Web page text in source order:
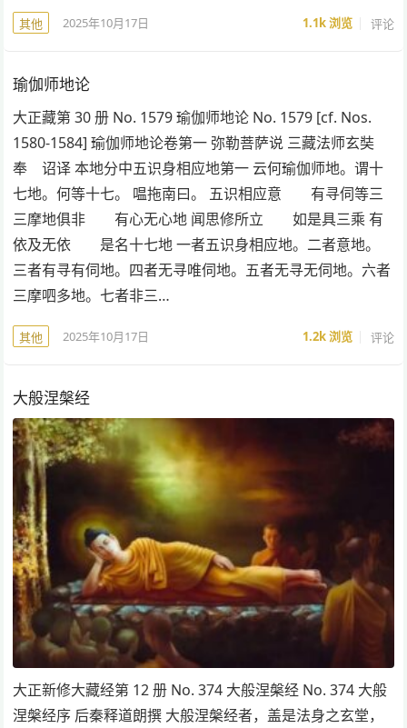
其他 2025年10月17日 1.1k浏览 评论
瑜伽师地论
大正藏第 30 册 No. 1579 瑜伽师地论 No. 1579 [cf. Nos.
1580-1584] 瑜伽师地论卷第一 弥勒菩萨说 三藏法师玄奘
奉 诏译 本地分中五识身相应地第一 云何瑜伽师地。谓十
七地。何等十七。 嗢拖南曰。 五识相应意 有寻伺等三
三摩地俱非 有心无心地 闻思修所立 如是具三乘 有
依及无依 是名十七地 一者五识身相应地。二者意地。
三者有寻有伺地。四者无寻唯伺地。五者无寻无伺地。六者
三摩呬多地。七者非三…
其他 2025年10月17日 1.2k浏览 评论
大般涅槃经
大正新修大藏经第 12 册 No. 374 大般涅槃经 No. 374 大般
涅槃经序 后秦释道朗撰 大般涅槃经者，盖是法身之玄堂，